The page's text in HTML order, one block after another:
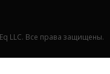
LLC. Все права защищены.